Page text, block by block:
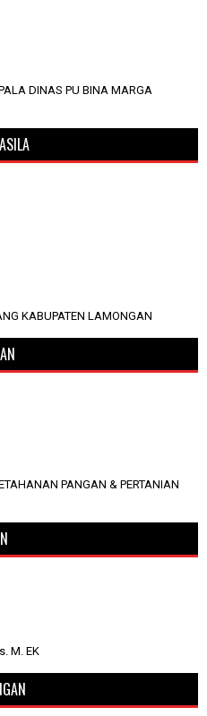
DINAS PU BINA MARGA
KABUPATEN LAMONGAN
PANGAN & PERTANIAN
M. EK